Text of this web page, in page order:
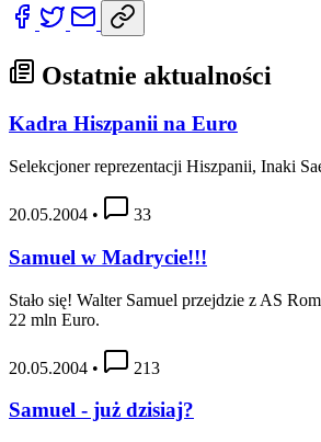
Ostatnie aktualności
Kadra Hiszpanii na Euro
Selekcjoner reprezentacji Hiszpanii, Inaki
20.05.2004 • 33
Samuel w Madrycie!!!
Stało się! Walter Samuel przejdzie z AS
22 mln Euro.
20.05.2004 • 213
Samuel - już dzisiaj?